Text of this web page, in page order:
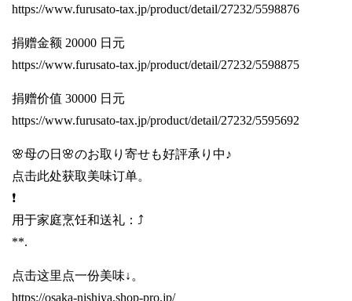
https://www.furusato-tax.jp/product/detail/27232/5598876
捐赠金额 20000 日元
https://www.furusato-tax.jp/product/detail/27232/5598875
捐赠价值 30000 日元
https://www.furusato-tax.jp/product/detail/27232/5595692
🌸母の日🌸のお取り寄せも好評承り中♪
点击此处获取美味订单。
❗️
用于家庭烹饪和送礼：⤴️
**.
点击这里点一份美味↓。
https://osaka-nishiya.shop-pro.jp/